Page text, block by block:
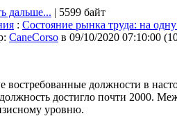
дальше... | 5599 байт
: Состояние рынка труда: на
CaneCorso в 09/10/2020 07:10:00 (
востребованные должности в
достигло почти 2000.
уровню.